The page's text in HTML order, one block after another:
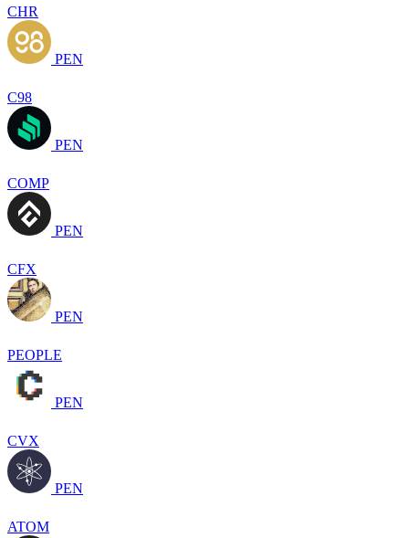
CHR
PEN
C98
PEN
COMP
PEN
CFX
PEN
PEOPLE
PEN
CVX
PEN
ATOM